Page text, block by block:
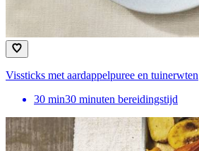
Vissticks met aardappelpuree en tuinerwten
30 min30 minuten bereidingstijd